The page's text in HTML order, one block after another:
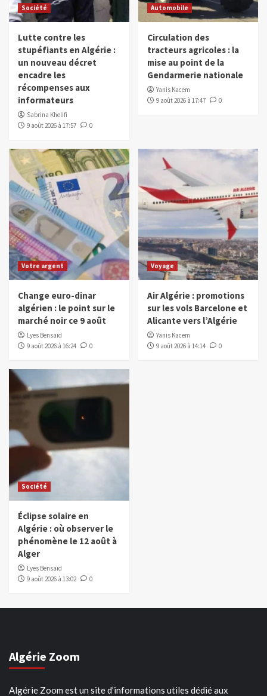
Société
Lutte contre les
stupéfiants en Algérie :
un nouveau décret
encadre les
récompenses aux
informateurs
Sabrina Khelifi
9 août 2026 à 17:57
0
Automobile
Circulation des
tracteurs agricoles : la
mise au point de la
Gendarmerie nationale
Yanis Kacem
9 août 2026 à 17:47
0
Votre argent
Change euro-dinar
algérien : le point sur le
marché noir ce 9 août
Lyes Bensaïd
9 août 2026 à 16:24
0
Voyage
Air Algérie : promotions
sur les vols Barcelone et
Alicante vers l’Algérie
Yanis Kacem
9 août 2026 à 14:14
0
Société
Éclipse solaire en
Algérie : où observer le
phénomène le 12 août à
Alger
Lyes Bensaïd
9 août 2026 à 13:02
0
Algérie Zoom
Algérie Zoom est un site d’informations utiles dédié aux